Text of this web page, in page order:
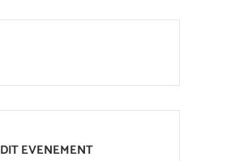
EVENEMENT